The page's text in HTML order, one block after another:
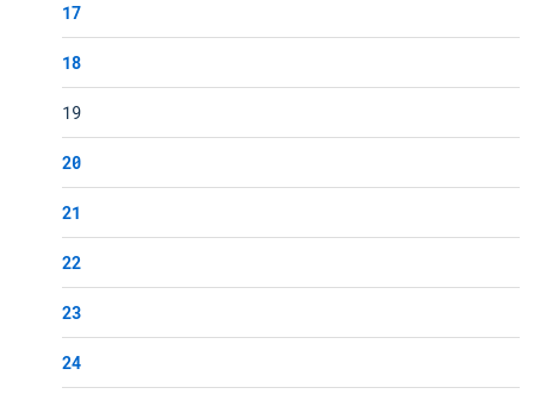
17
18
19
20
21
22
23
24